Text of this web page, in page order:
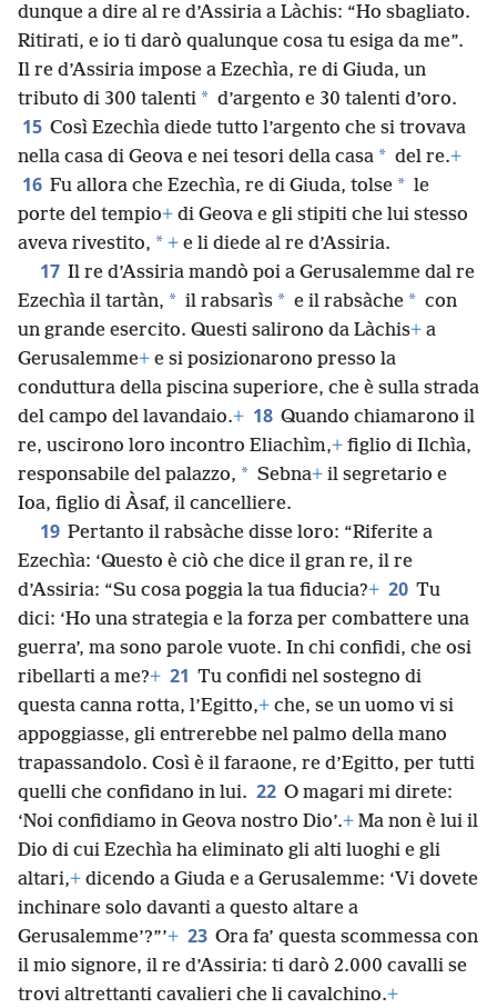
dunque a dire al re d’Assiria a Làchis: “Ho sbagliato.
Ritirati, e io ti darò qualunque cosa tu esiga da me”.
Il re d’Assiria impose a Ezechìa, re di Giuda, un
tributo di 300 talenti * d’argento e 30 talenti d’oro.
15 Così Ezechìa diede tutto l’argento che si trovava
nella casa di Geova e nei tesori della casa * del re.+
16 Fu allora che Ezechìa, re di Giuda, tolse * le
porte del tempio+ di Geova e gli stipiti che lui stesso
aveva rivestito, * + e li diede al re d’Assiria.
17 Il re d’Assiria mandò poi a Gerusalemme dal re
Ezechìa il tartàn, * il rabsarìs * e il rabsàche * con
un grande esercito. Questi salirono da Làchis+ a
Gerusalemme+ e si posizionarono presso la
conduttura della piscina superiore, che è sulla strada
del campo del lavandaio.+ 18 Quando chiamarono il
re, uscirono loro incontro Eliachìm,+ figlio di Ilchìa,
responsabile del palazzo, * Sebna+ il segretario e
Ioa, figlio di Àsaf, il cancelliere.
19 Pertanto il rabsàche disse loro: “Riferite a
Ezechìa: ‘Questo è ciò che dice il gran re, il re
d’Assiria: “Su cosa poggia la tua fiducia?+ 20 Tu
dici: ‘Ho una strategia e la forza per combattere una
guerra’, ma sono parole vuote. In chi confidi, che osi
ribellarti a me?+ 21 Tu confidi nel sostegno di
questa canna rotta, l’Egitto,+ che, se un uomo vi si
appoggiasse, gli entrerebbe nel palmo della mano
trapassandolo. Così è il faraone, re d’Egitto, per tutti
quelli che confidano in lui. 22 O magari mi direte:
‘Noi confidiamo in Geova nostro Dio’.+ Ma non è lui il
Dio di cui Ezechìa ha eliminato gli alti luoghi e gli
altari,+ dicendo a Giuda e a Gerusalemme: ‘Vi dovete
inchinare solo davanti a questo altare a
Gerusalemme’?”’+ 23 Ora fa’ questa scommessa con
il mio signore, il re d’Assiria: ti darò 2.000 cavalli se
trovi altrettanti cavalieri che li cavalchino.+